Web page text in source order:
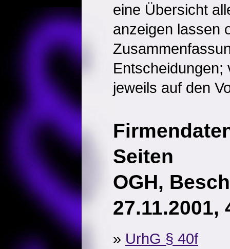
eine Übersicht
anzeigen lassen
Entscheidungen;
jeweils auf den
Seiten
OGH,
27.11.2001,
» UrhG § 40f